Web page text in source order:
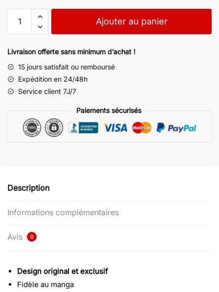
Ajouter au panier
Livraison offerte sans minimum d’achat !
15 jours satisfait ou remboursé
Expédition en 24/48h
Service client 7J/7
Paiements sécurisés
Description
Informations complémentaires
Avis 0
Design original et exclusif
Fidèle au manga